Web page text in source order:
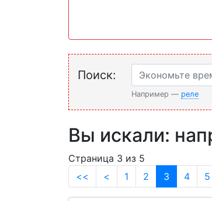
Поиск:
Например — реле
Вы искали:
Страница 3 из 5
<<
< 1 2 3 (current)
4 5